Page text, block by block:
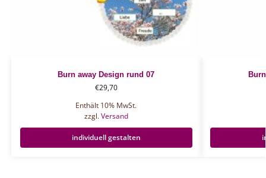
Burn away Design rund 07
€29,70
Enthält 10% MwSt.
zzgl.Versand
individuell gestalten